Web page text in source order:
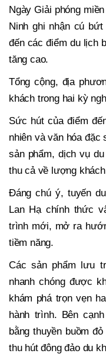
Ngày Giải phóng
Ninh ghi nhận cú
đến các điểm du lịch
tăng cao.
Tổng cộng, địa
khách trong hai kỳ
Sức hút của điểm
nhiên và văn hóa
sản phẩm, dịch vụ
thu cả về lượng
Đáng chú ý, tuyến
Lan Hạ chính thức
trình mới, mở ra
tiềm năng.
Các sản phẩm lưu
nhanh chóng được
khám phá trọn vẹn
hành trình. Bên
bằng thuyền buồm
thu hút đông đảo du